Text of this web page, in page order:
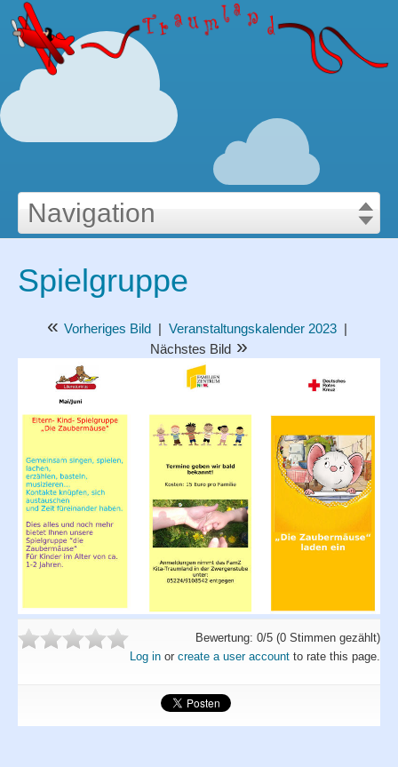
Navigation
Bastelecke
Videos
Veranstaltungskalender
Angebote
Termine
Projekte
Orientierung
Förderverein
2023
Spielgruppe
« Vorheriges Bild | Veranstaltungskalender 2023 |
Nächstes Bild »
Bewertung: 0/5 (0 Stimmen gezählt)
Log in or create a user account to rate this page.